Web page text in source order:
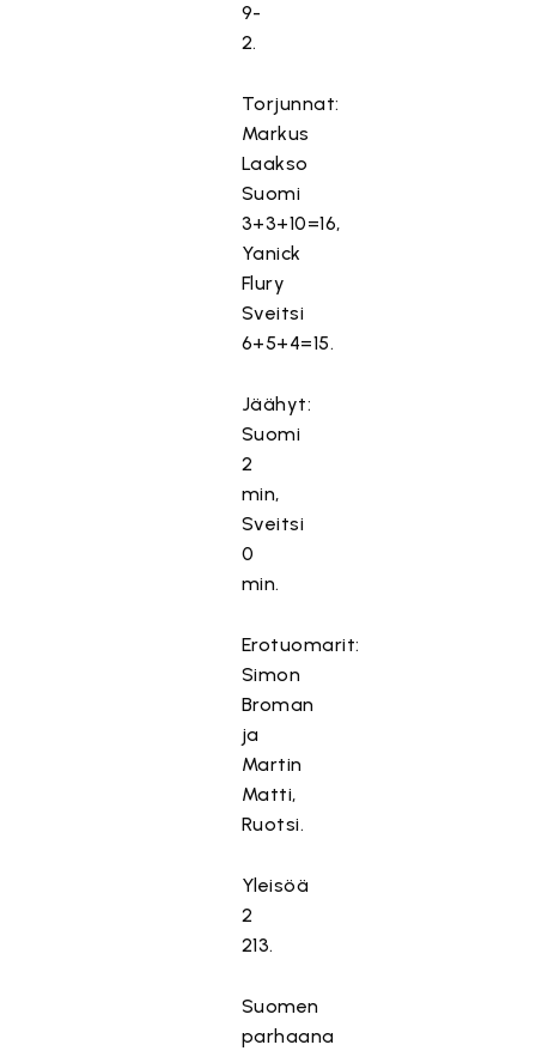
9-
2.
Torjunnat:
Markus
Laakso
Suomi
3+3+10=16,
Yanick
Flury
Sveitsi
6+5+4=15.
Jäähyt:
Suomi
2
min,
Sveitsi
0
min.
Erotuomarit:
Simon
Broman
ja
Martin
Matti,
Ruotsi.
Yleisöä
2
213.
Suomen
parhaana